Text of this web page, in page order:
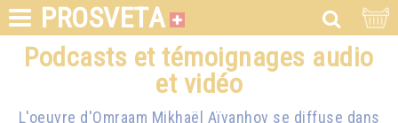
PROSVETA
Podcasts et témoignages audio
et vidéo
L'oeuvre d'Omraam Mikhaël Aïvanhov se diffuse dans